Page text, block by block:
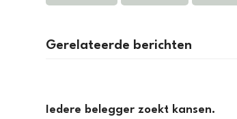
Gerelateerde berichten
Iedere belegger zoekt kansen.